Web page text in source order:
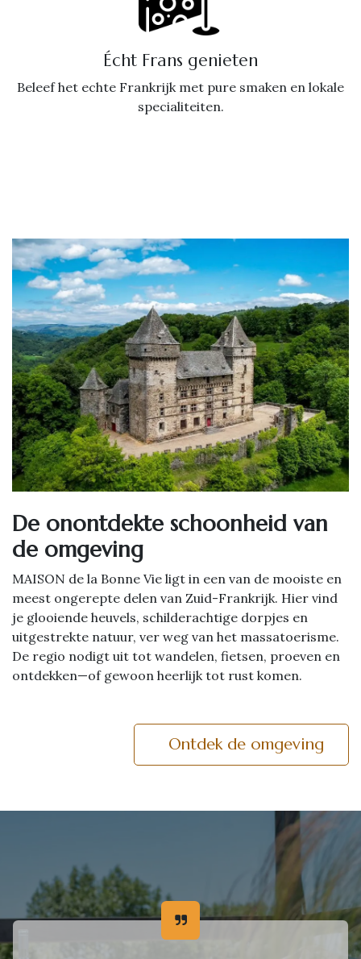
Écht Frans genieten
Beleef het echte Frankrijk met pure smaken en lokale
specialiteiten.
De onontdekte schoonheid van
de omgeving
MAISON de la Bonne Vie ligt in een van de mooiste en
meest ongerepte delen van Zuid-Frankrijk. Hier vind
je glooiende heuvels, schilderachtige dorpjes en
uitgestrekte natuur, ver weg van het massatoerisme.
De regio nodigt uit tot wandelen, fietsen, proeven en
ontdekken—of gewoon heerlijk tot rust komen.
Ontdek de omgeving